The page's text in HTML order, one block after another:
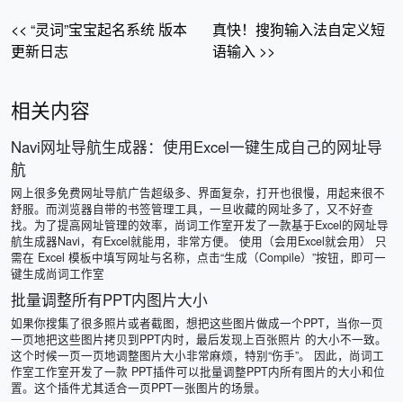
<< “灵词”宝宝起名系统 版本
更新日志
真快！搜狗输入法自定义短
语输入 >>
相关内容
Navi网址导航生成器：使用Excel一键生成自己的网址导
航
网上很多免费网址导航广告超级多、界面复杂，打开也很慢，用起来很不
舒服。而浏览器自带的书签管理工具，一旦收藏的网址多了，又不好查
找。为了提高网址管理的效率，尚词工作室开发了一款基于Excel的网址导
航生成器Navi，有Excel就能用，非常方便。 使用（会用Excel就会用） 只
需在 Excel 模板中填写网址与名称，点击“生成（Compile）”按钮，即可一
键生成尚词工作室
批量调整所有PPT内图片大小
如果你搜集了很多照片或者截图，想把这些图片做成一个PPT，当你一页
一页地把这些图片拷贝到PPT内时，最后发现上百张照片 的大小不一致。
这个时候一页一页地调整图片大小非常麻烦，特别“伤手”。 因此，尚词工
作室工作室开发了一款 PPT插件可以批量调整PPT内所有图片的大小和位
置。这个插件尤其适合一页PPT一张图片的场景。